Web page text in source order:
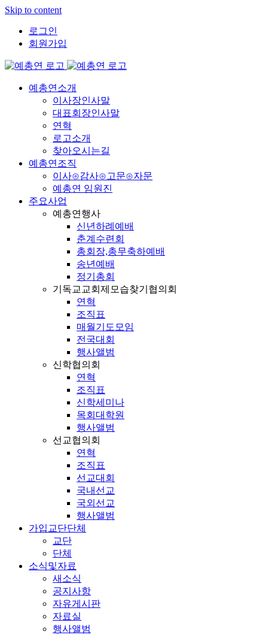
Skip to content
로그인
회원가입
예총연소개
이사장인사말
대표회장인사말
연혁
로고소개
찾아오시는길
예총연조직
이사⊙감사⊙고문⊙자문
예총연 임원진
주요사업
예총연행사
신년하례예배
춘계수련회
총회장,총무축하예배
송년예배
정기총회
기독교교회제모습찾기협의회
연혁
조직표
매월기도모임
전국대회
행사앨범
신학협의회
연혁
조직표
신학세미나
목회대학원
행사앨범
선교협의회
연혁
조직표
선교대회
국내선교
국외선교
행사앨범
가입교단단체
교단
단체
소식및자료
새소식
공지사항
자유게시판
자료실
행사앨범